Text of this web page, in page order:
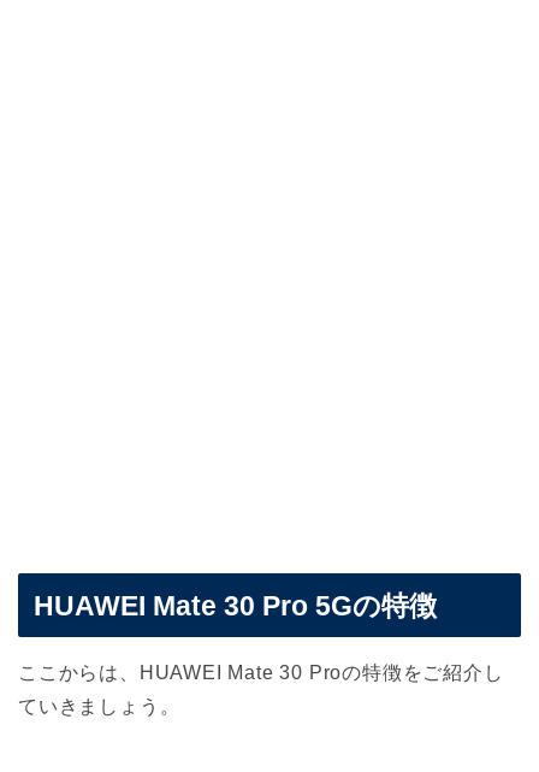
HUAWEI Mate 30 Pro 5Gの特徴
ここからは、HUAWEI Mate 30 Proの特徴をご紹介し
ていきましょう。